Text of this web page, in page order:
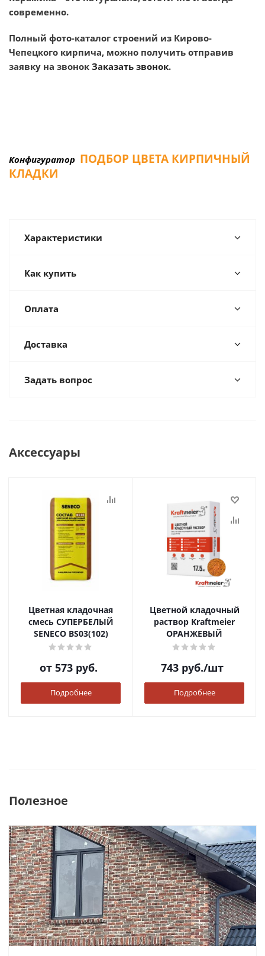
современно.
Полный фото-каталог строений из Кирово-
Чепецкого кирпича, можно получить отправив
заявку на звонок Заказать звонок.
Конфигуратор ПОДБОР ЦВЕТА КИРПИЧНЫЙ
КЛАДКИ
Характеристики
Как купить
Оплата
Доставка
Задать вопрос
Аксессуары
Цветная кладочная
смесь СУПЕРБЕЛЫЙ
SENECO BS03(102)
от 573 руб.
Подробнее
Цветной кладочный
раствор Kraftmeier
ОРАНЖЕВЫЙ
743 руб./шт
Подробнее
Полезное